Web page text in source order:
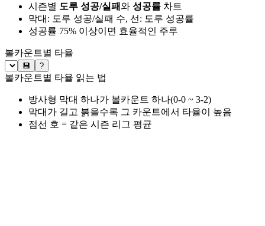
시즌별 도루 성공/실패와 성공률 차트
막대: 도루 성공/실패 수, 선: 도루 성공률
성공률 75% 이상이면 효율적인 주루
볼카운트별 타율
💾 ?
볼카운트별 타율 읽는 법
방사형 막대 하나가 볼카운트 하나(0-0 ~ 3-2)
막대가 길고 붉을수록 그 카운트에서 타율이 높음
점선 호 = 같은 시즌 리그 평균